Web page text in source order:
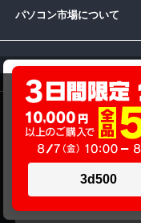
mouse computer P5-
商品価格(税込)
オプション小計価格(税込)
商品合計価格(税込)
パソコン市場について
パソコン販売以外のサー
受付時間
当サイトでは利用体験
ラフィックの分析を目
サイトの閲覧を継続さ
のといたします。